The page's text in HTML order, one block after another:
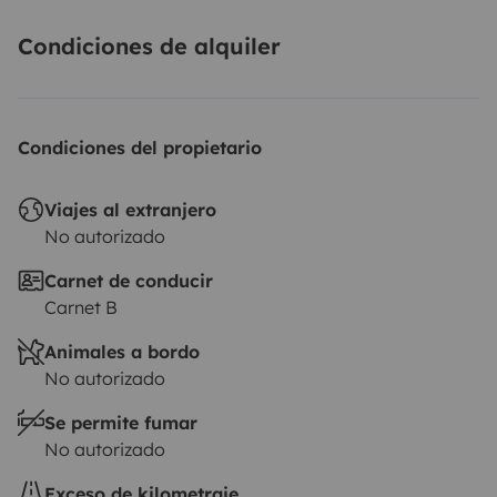
Condiciones de alquiler
Condiciones del propietario
Viajes al extranjero
No autorizado
Carnet de conducir
Carnet B
Animales a bordo
No autorizado
Se permite fumar
No autorizado